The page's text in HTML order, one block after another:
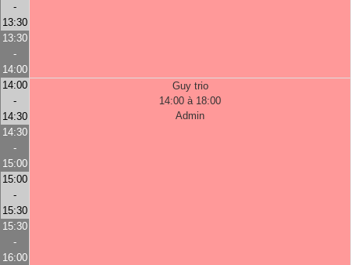
-
13:30
13:30
-
14:00
14:00
-
14:30
Guy trio
14:00 à 18:00
Admin
14:30
-
15:00
15:00
-
15:30
15:30
-
16:00